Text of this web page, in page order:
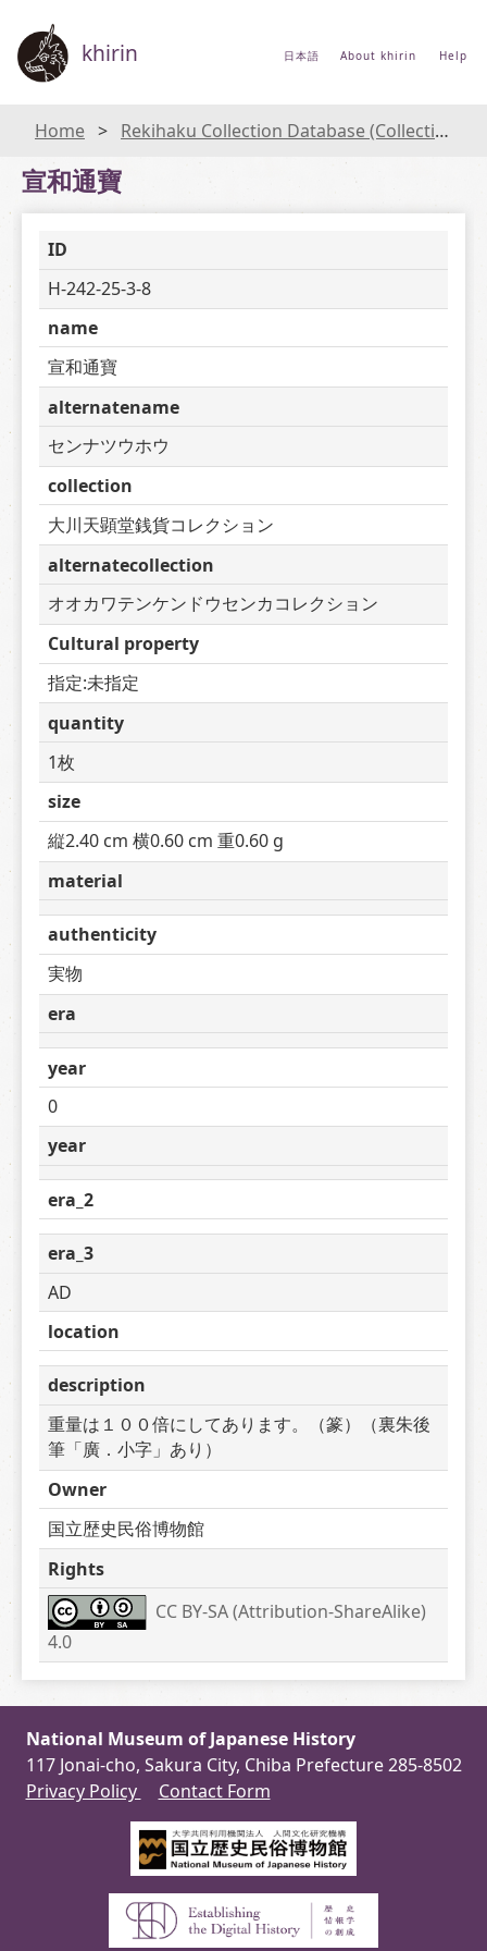
khirin 日本語 About khirin Help
Home Rekihaku Collection Database (Collections Database of the National Museum of Japanese History)
宣和通寶
ID
H-242-25-3-8
name
宣和通寶
alternatename
センナツウホウ
collection
大川天顕堂銭貨コレクション
alternatecollection
オオカワテンケンドウセンカコレクション
Cultural property
指定:未指定
quantity
1枚
size
縦2.40 cm 横0.60 cm 重0.60 g
material
authenticity
実物
era
year
0
year
era_2
era_3
AD
location
description
重量は１００倍にしてあります。（篆）（裏朱後
筆「廣．小字」あり）
Owner
国立歴史民俗博物館
Rights
CC BY-SA (Attribution-ShareAlike)
4.0
National Museum of Japanese History
117 Jonai-cho, Sakura City, Chiba Prefecture 285-8502
Privacy Policy
Contact Form